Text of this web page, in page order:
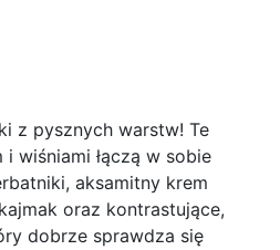
z pysznych warstw! Te
wiśniami łączą w sobie
aksamitny krem
oraz kontrastujące,
dobrze sprawdza się